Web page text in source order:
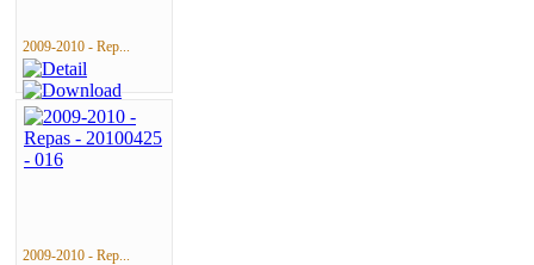
2009-2010 - Rep...
2009-2010 - Rep...